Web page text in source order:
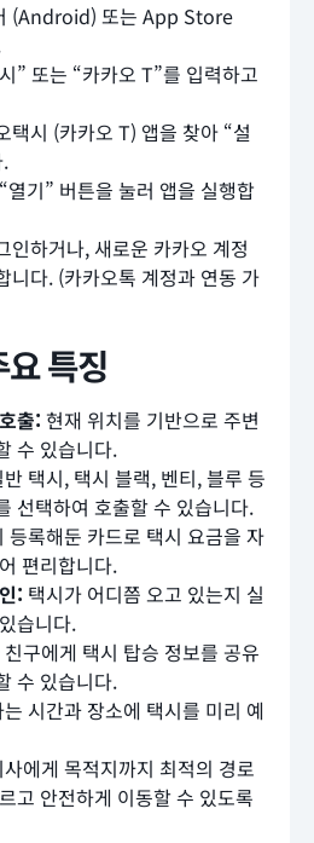
(Android) 또는 App Store
” 또는 “카카오 T”를 입력하고
택시 (카카오 T) 앱을 찾아 “설
기” 버튼을 눌러 앱을 실행합
인하거나, 새로운 카카오 계정
니다. (카카오톡 계정과 연동 가
특징
출: 현재 위치를 기반으로 주변
수 있습니다.
반 택시, 택시 블랙, 벤티, 블루 등
선택하여 호출할 수 있습니다.
등록해둔 카드로 택시 요금을 자
편리합니다.
: 택시가 어디쯤 오고 있는지 실
습니다.
구에게 택시 탑승 정보를 공유
수 있습니다.
시간과 장소에 택시를 미리 예
에게 목적지까지 최적의 경로
고 안전하게 이동할 수 있도록